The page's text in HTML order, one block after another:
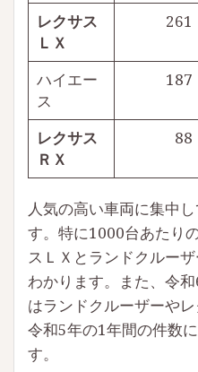
レクサス
ＬＸ
261
ハイエー
ス
187
レクサス
ＲＸ
88
人気の高い車両に集中
す。特に1000台あたり
スＬＸとランドクルー
わかります。また、令
はランドクルーザーや
令和5年の1年間の件数
す。